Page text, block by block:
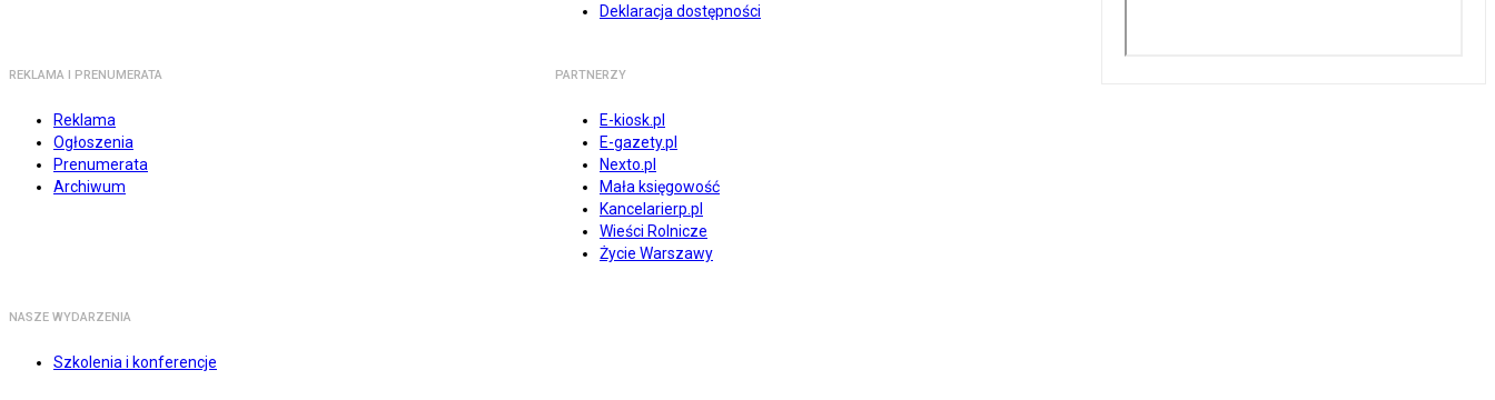
Deklaracja dostępności
REKLAMA I PRENUMERATA
Reklama
Ogłoszenia
Prenumerata
Archiwum
PARTNERZY
E-kiosk.pl
E-gazety.pl
Nexto.pl
Mała księgowość
Kancelarierp.pl
Wieści Rolnicze
Życie Warszawy
NASZE WYDARZENIA
Szkolenia i konferencje